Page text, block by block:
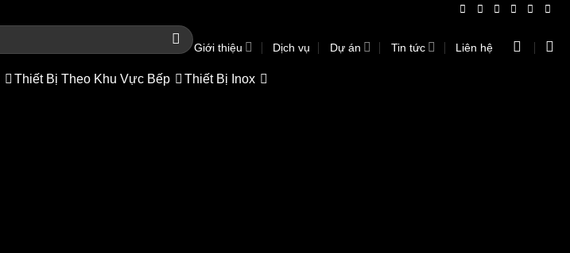
Giới thiệu Dịch vụ Dự án Tin tức Liên hệ
Thiết Bị Theo Khu Vực Bếp Thiết Bị Inox